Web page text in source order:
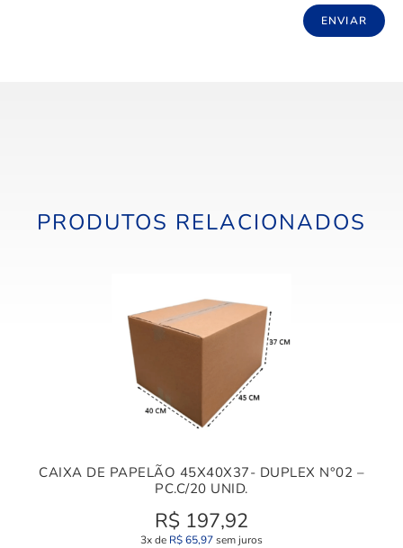
PRODUTOS RELACIONADOS
CAIXA DE PAPELÃO 45X40X37- DUPLEX N°02 –
PC.C/20 UNID.
R$ 197,92
3x de R$65,97sem juros